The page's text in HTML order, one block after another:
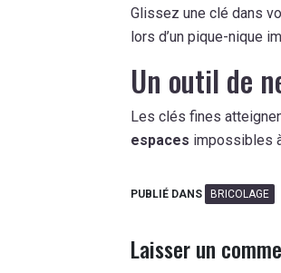
Glissez une clé dans
lors d’un pique-nique
Un outil de
Les clés fines
espaces impossibles
PUBLIÉ DANS BRICOLAGE
Laisser un